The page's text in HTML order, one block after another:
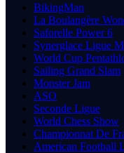
BikingMan
La Boulangère
Saforelle Power 6
Synerglace Ligue
World Cup
Sailing Grand Slam
Monster Jam
ASO
Seconde Ligue
World Chess Show
Championnat De
American Football